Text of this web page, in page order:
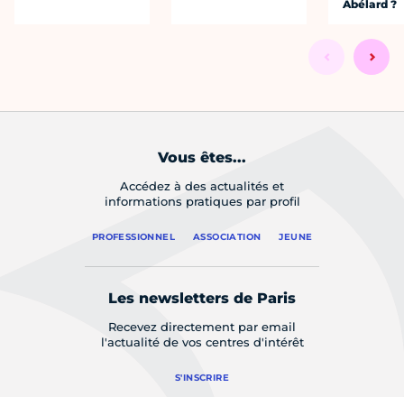
Abélard ?
Vous êtes...
Accédez à des actualités et
informations pratiques par profil
PROFESSIONNEL ASSOCIATION JEUNE
Les newsletters de Paris
Recevez directement par email
l'actualité de vos centres d'intérêt
S'INSCRIRE